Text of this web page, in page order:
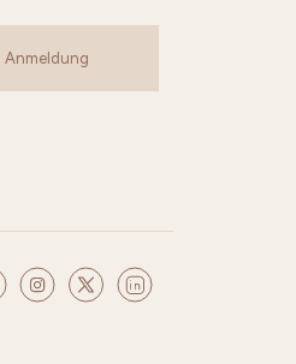
Anmeldung